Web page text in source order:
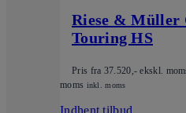
Riese & Müller
Touring HS
Pris fra 37.520,- ekskl.
moms inkl. moms
Indhent tilbud